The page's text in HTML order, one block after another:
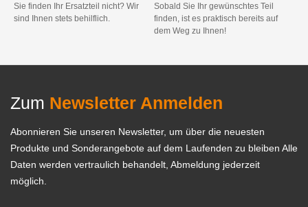
Sie finden Ihr Ersatzteil nicht? Wir
sind Ihnen stets behilflich.
Sobald Sie Ihr gewünschtes Teil
finden, ist es praktisch bereits auf
dem Weg zu Ihnen!
Zum Newsletter Anmelden
Abonnieren Sie unseren Newsletter, um über die neuesten
Produkte und Sonderangebote auf dem Laufenden zu bleiben Alle
Daten werden vertraulich behandelt, Abmeldung jederzeit
möglich.